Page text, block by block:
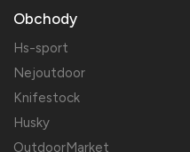
Obchody
Hs-sport
Nejoutdoor
Knifestock
Husky
OutdoorMarket